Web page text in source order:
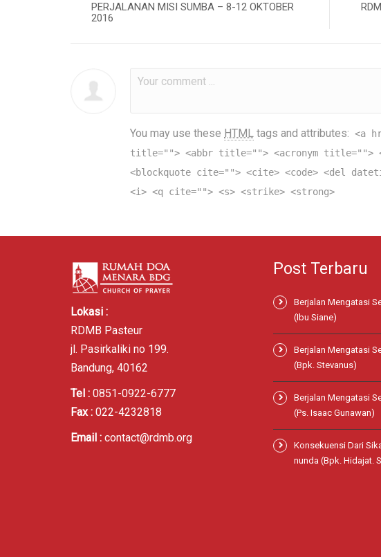
PERJALANAN MISI SUMBA – 8-12 OKTOBER
2016
You may use these HTML tags and attributes: <a
title=""> <abbr title=""> <acronym title="">
<blockquote cite=""> <cite> <code> <del
<i> <q cite=""> <s> <strike> <strong>
Lokasi :
RDMB Pasteur
jl. Pasirkaliki no 199.
Bandung, 40162
Tel : 0851-0922-6777
Fax : 022-4232818
Email : contact@rdmb.org
Post Terbaru
Berjalan Mengatasi
(Ibu Siane)
Berjalan Mengatasi
(Bpk. Stevanus)
Berjalan Mengatasi
(Ps. Isaac Gunawan)
Konsekuensi Dari
nunda (Bpk. Hidajat.